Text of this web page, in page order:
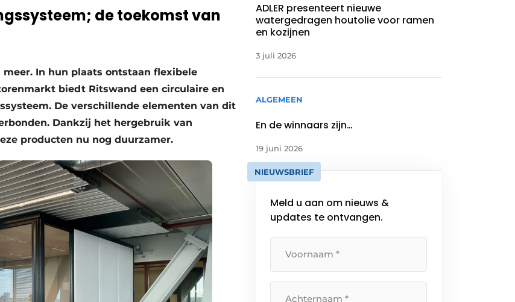
de toekomst van
In hun plaats ontstaan flexibele
biedt Ritswand een circulaire en
De verschillende elementen van dit
Dankzij het hergebruik van
producten nu nog duurzamer.
ADLER presenteert nieuwe
watergedragen houtolie voor ramen
en kozijnen
3 juli 2026
ALGEMEEN
En de winnaars zijn…
19 juni 2026
NIEUWSBRIEF
Meld u aan om nieuws &
updates te ontvangen.